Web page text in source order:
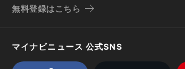
無料登録はこちら
マイナビニュース 公式SNS